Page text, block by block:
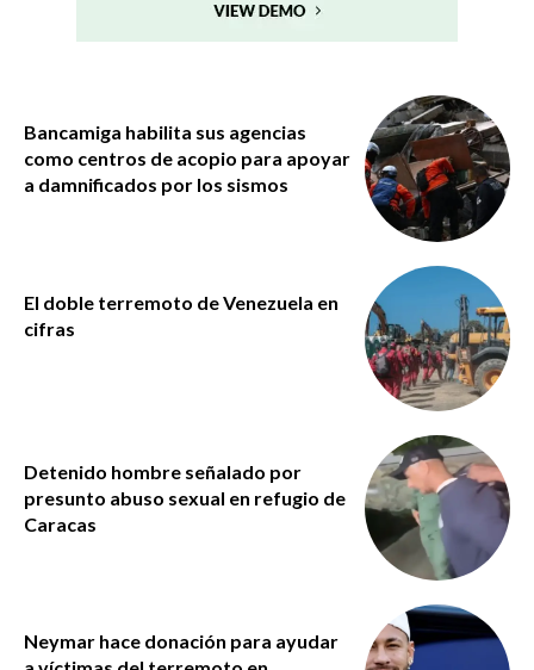
Bancamiga habilita sus agencias
como centros de acopio para apoyar
a damnificados por los sismos
El doble terremoto de Venezuela en
cifras
Detenido hombre señalado por
presunto abuso sexual en refugio de
Caracas
Neymar hace donación para ayudar